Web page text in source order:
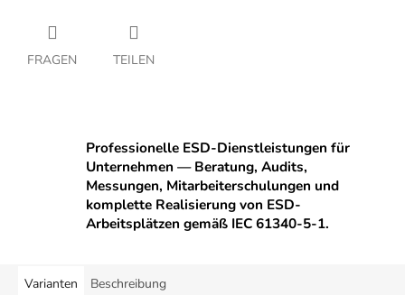
FRAGEN TEILEN
Professionelle ESD-Dienstleistungen für
Unternehmen — Beratung, Audits,
Messungen, Mitarbeiterschulungen und
komplette Realisierung von ESD-
Arbeitsplätzen gemäß IEC 61340-5-1.
Varianten Beschreibung